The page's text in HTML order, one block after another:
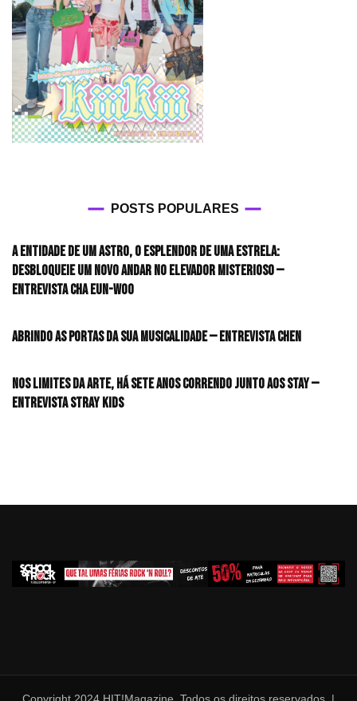
POSTS POPULARES
A entidade de um astro, o esplendor de uma estrela:
desbloqueie um novo andar no elevador misterioso —
Entrevista CHA EUN-WOO
Abrindo as portas da sua musicalidade — Entrevista CHEN
Nos limites da arte, há sete anos correndo junto aos STAY —
Entrevista Stray Kids